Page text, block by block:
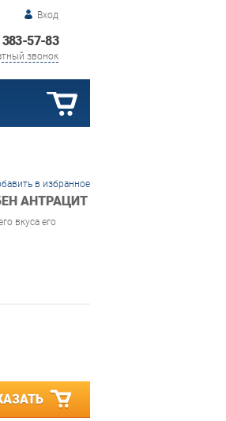
Вход
383-57-83
звонок
в избранное
АНТРАЦИТ
вкуса его